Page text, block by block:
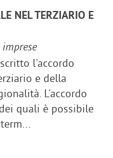
NEL TERZIARIO E
l'accordo
e della
L'accordo
quali è possibile